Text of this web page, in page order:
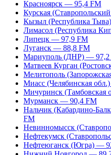
Красноярск — 95,4 FM
Курская
Кызыл (Республика
Лимасол (Республика
Липецк — 97,9 FM
Луганск — 88,8 FM
Мариуполь (ДНР) — 97,2
Матвеев Курган
Мелитополь
Миасс (Челябинская
Мичуринск (Тамбовская
Мурманск — 90,4 FM
Нальчик (Кабардино-
FM
Невинномысск
Нефтекумск
Нефтеюганск (Югра) —